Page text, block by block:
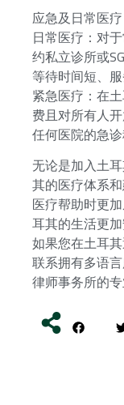
应急及日常医疗
日常医疗：对
约私立诊所或
等待时间短、服
紧急医疗：在
费且对所有人
任何医院的急
无论是加入土
其的医疗体系
医疗帮助时更
耳其的生活更
如果您在土耳
联系拥有多语
律师事务所的